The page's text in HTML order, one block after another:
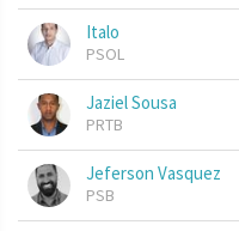
Italo
PSOL
Jaziel Sousa
PRTB
Jeferson Vasquez
PSB